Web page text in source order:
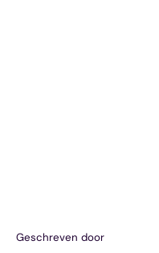
Geschreven door